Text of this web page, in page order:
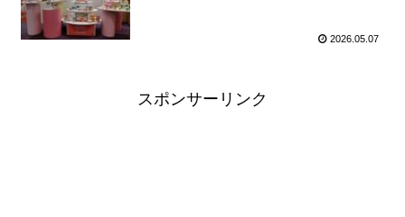
2026.05.07
スポンサーリンク